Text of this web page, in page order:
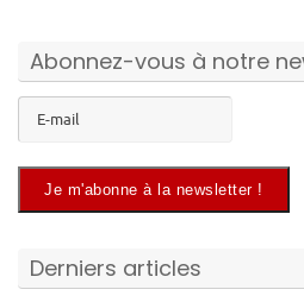
Abonnez-vous à notre
Derniers articles